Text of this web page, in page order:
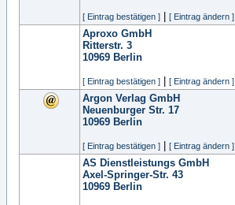
[ Eintrag bestätigen ] [ Eintrag ändern ]
Aproxo GmbH
Ritterstr. 3
10969 Berlin
[ Eintrag bestätigen ] [ Eintrag ändern ]
Argon Verlag GmbH
Neuenburger Str. 17
10969 Berlin
[ Eintrag bestätigen ] [ Eintrag ändern ]
AS Dienstleistungs GmbH
Axel-Springer-Str. 43
10969 Berlin